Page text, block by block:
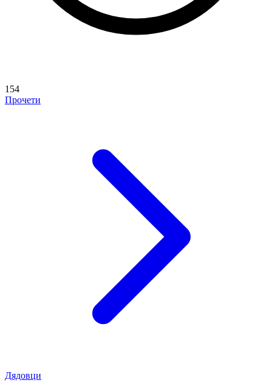
154
Прочети
Дядовци